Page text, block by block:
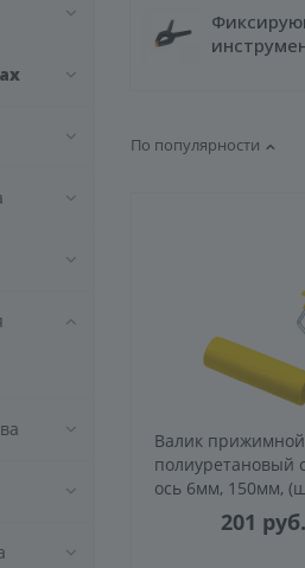
По популярности
Валик прижимной
полиуретановый
ось 6мм, 150мм,
201 руб.